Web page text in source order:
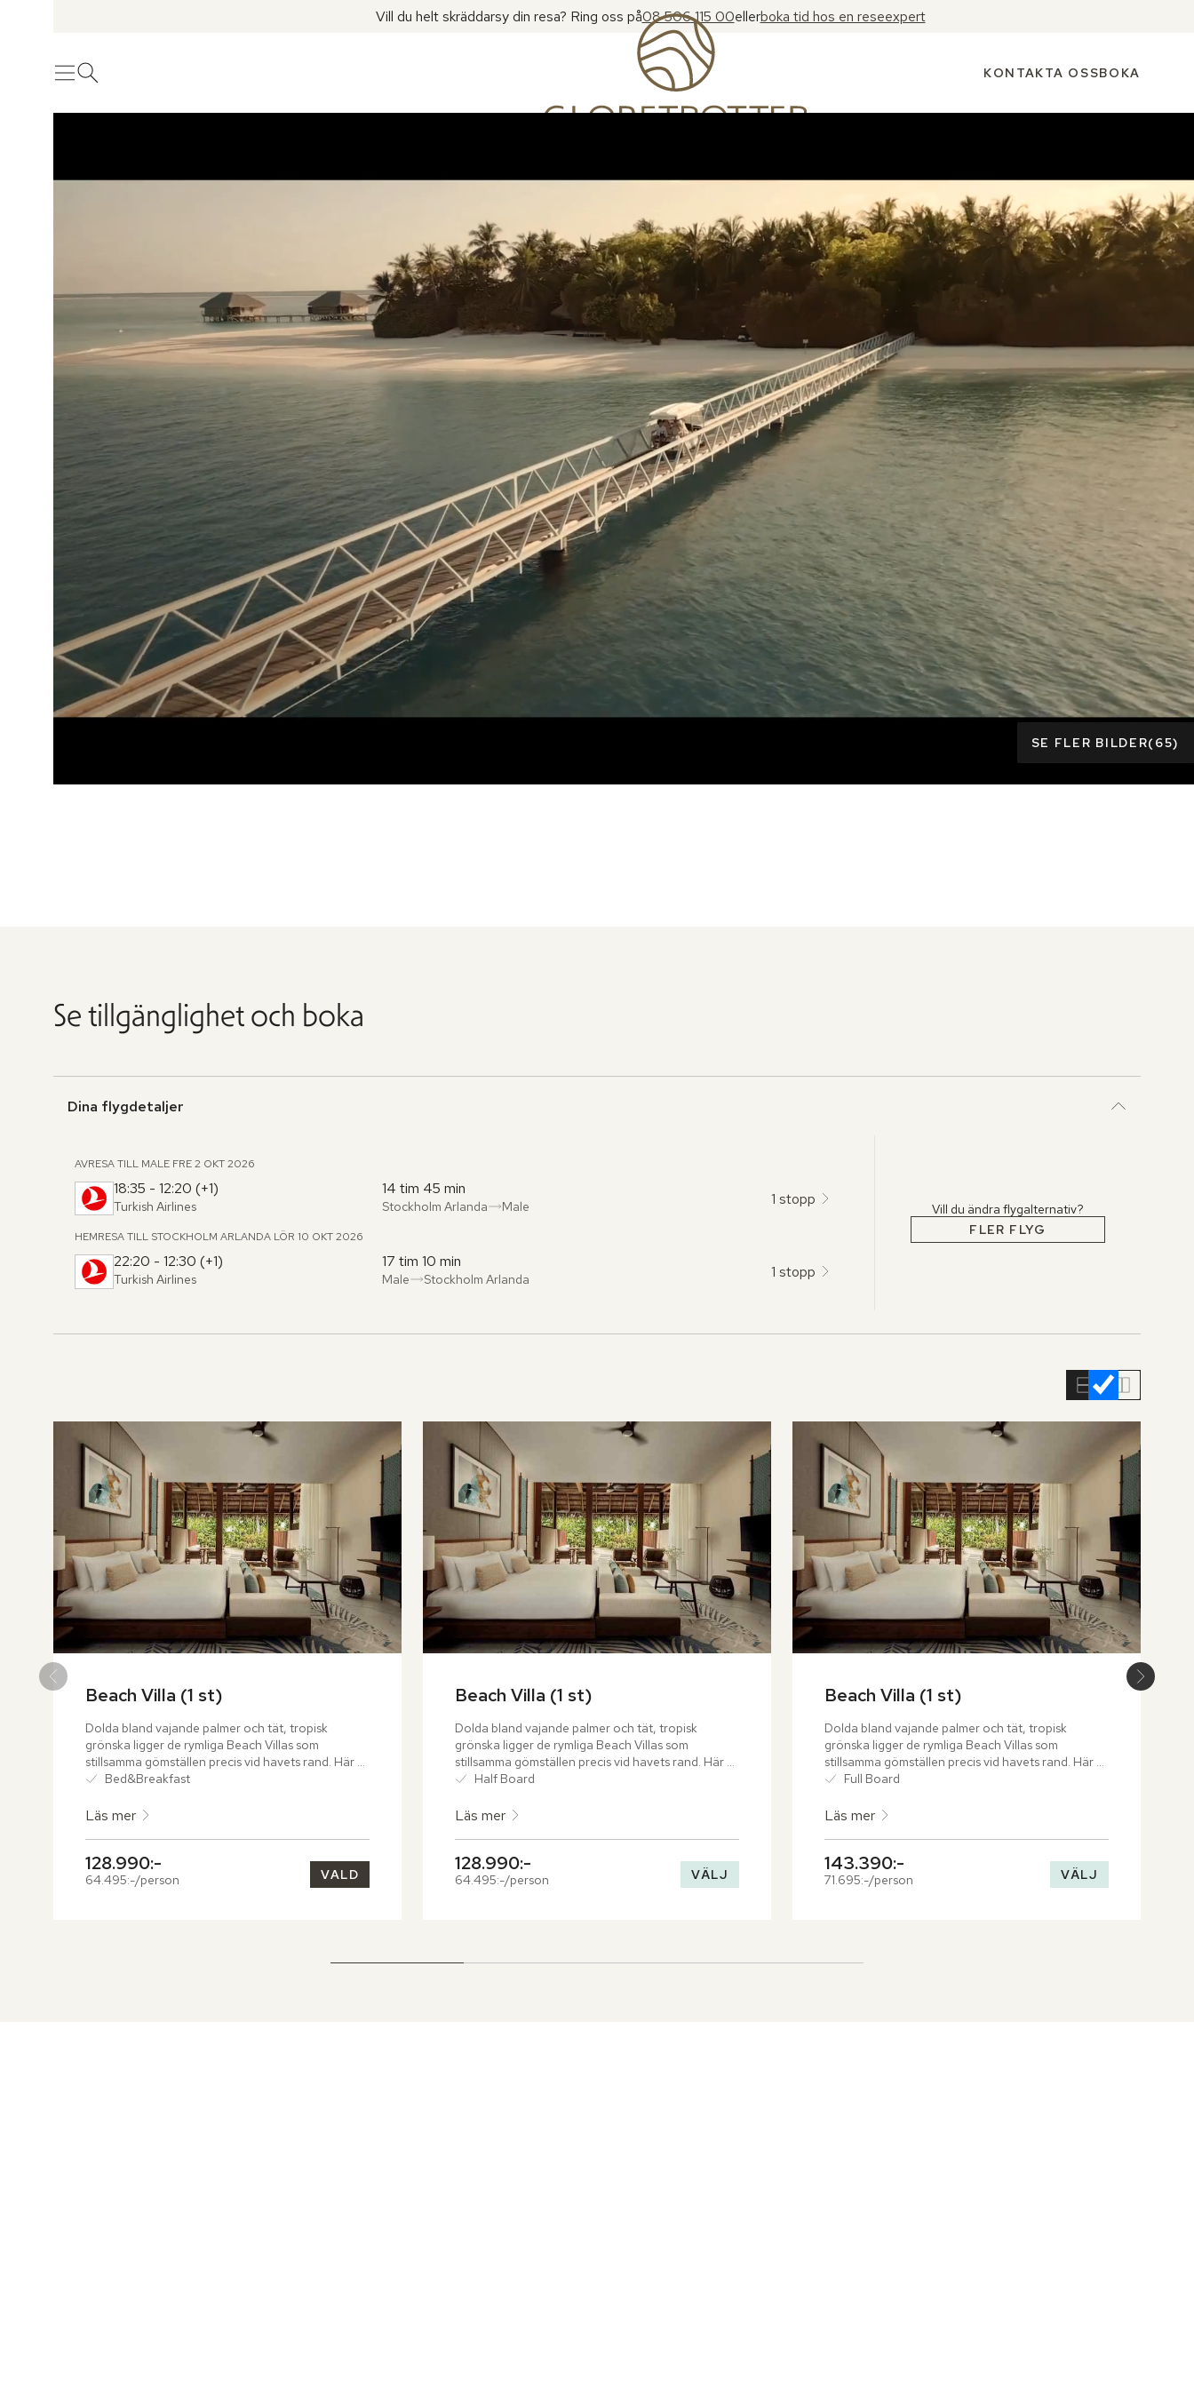
Vill du helt skräddarsy din resa? Ring oss på08 506 115 00ellerboka tid hos en reseexpert
MenyÖppna sök KONTAKTA OSSBOKA
Se fler bilder
SE FLER BILDER( 65)
Se tillgänglighet och boka
Dina flygdetaljer
AVRESA TILL MALE FRE 2 OKT 2026
18:35 - 12:20 (+1)
Turkish Airlines
14 tim 45 min
Från:
Stockholm Arlanda
,till: Male 1 stopp
HEMRESA TILL STOCKHOLM ARLANDA LÖR 10 OKT 2026
22:20 - 12:30 (+1)
Turkish Airlines
17 tim 10 min
Från:
Male
,till: Stockholm Arlanda 1 stopp
Vill du ändra flygalternativ?
FLER FLYG
Beach Villa (1 st)
Dolda bland vajande palmer och tät, tropisk
grönska ligger de rymliga Beach Villas som
stillsamma gömställen precis vid havets rand. Här
möts inomhusliv och natur i sömlös harmoni, där
himmel.
Bed&Breakfast
Läs mer
128.990:-
64.495:-/person VALD
Beach Villa (1 st)
Dolda bland vajande palmer och tät, tropisk
grönska ligger de rymliga Beach Villas som
stillsamma gömställen precis vid havets rand. Här
möts inomhusliv och natur i sömlös harmoni, där
himmel.
Half Board
Läs mer
128.990:-
64.495:-/person VÄLJ
Beach Villa (1 st)
Dolda bland vajande palmer och tät, tropisk
grönska ligger de rymliga Beach Villas som
stillsamma gömställen precis vid havets rand. Här
möts inomhusliv och natur i sömlös harmoni, där
himmel.
Full Board
Läs mer
143.390:-
71.695:-/person VÄLJ